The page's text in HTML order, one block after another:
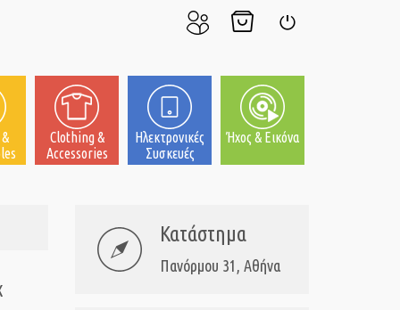
μου
Clothing &
Accessories
Ηλεκτρονικές
Συσκευές
Ήχος & Εικόνα
Κατάστημα
Πανόρμου 31, Αθήνα